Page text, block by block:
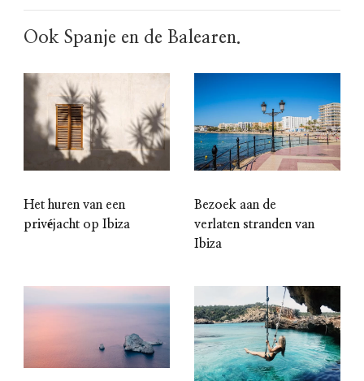
Ook Spanje en de Balearen.
Het huren van een
privéjacht op Ibiza
Bezoek aan de
verlaten stranden van
Ibiza